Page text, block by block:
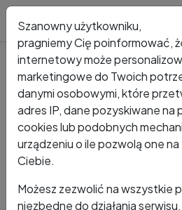
Kto dzwonił? Numer +48 796
+48 796
Szanowny użytkowniku,
pragniemy Cię poinformować,
internetowy może
marketingowe do Twoich
danymi osobowymi, które
adres IP, dane pozyskiwane
cookies lub podobnych
urządzeniu o ile pozwolą one
Ciebie.
Możesz zezwolić na wszystkie
niezbędne do działania serwisu.